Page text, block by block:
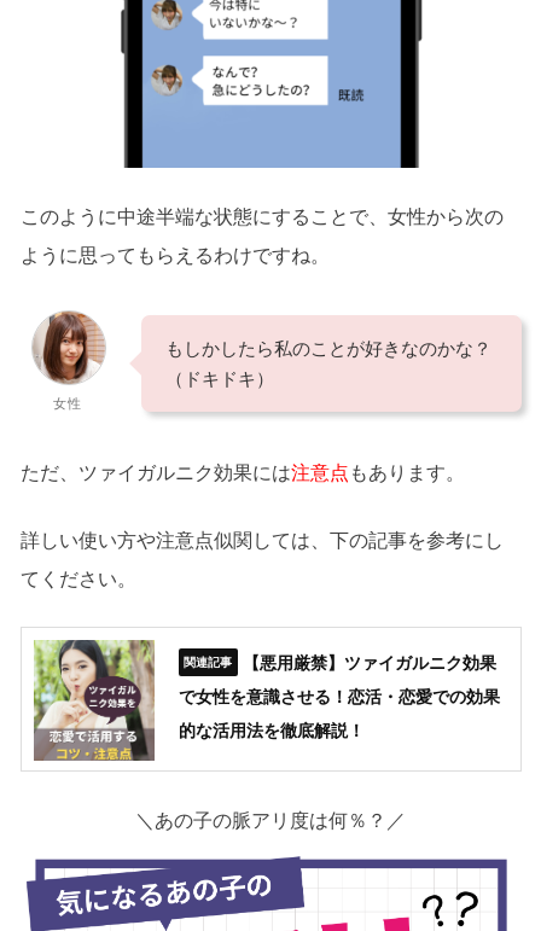
このように中途半端な状態にすることで、女性から次の
ように思ってもらえるわけですね。
女性
もしかしたら私のことが好きなのかな？
（ドキドキ）
ただ、ツァイガルニク効果には注意点 もあります。
詳しい使い方や注意点似関しては、下の記事を参考にし
てください。
【悪用厳禁】ツァイガルニク効果
で女性を意識させる！恋活・恋愛での効果
的な活用法を徹底解説！
＼あの子の脈アリ度は何％？／